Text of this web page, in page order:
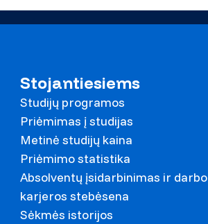
Stojantiesiems
Studijų programos
Priėmimas į studijas
Metinė studijų kaina
Priėmimo statistika
Absolventų įsidarbinimas ir darbo
karjeros stebėsena
Sėkmės istorijos